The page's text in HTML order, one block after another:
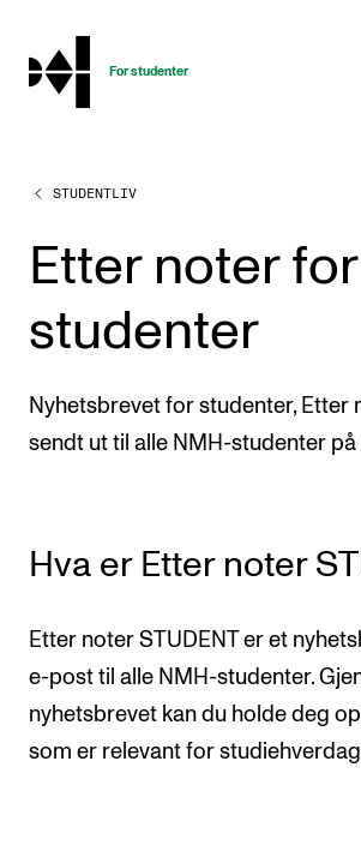
hjem
For studenter
STUDIENE
Eksamen, arbeidskrav og vitnemål
Studieplaner og emner
Studiekalender
Timeplaner og undervisning
Gjennomføre konserter og
Plakat, program og markedsføring
Offentlige konserter
Interne konserter og arrangementer
STUDENTLIV
Etter noter for
studenter
Nyhetsbrevet for studenter, Etter
sendt ut til alle NMH-studenter
Hva er Etter noter
Etter noter STUDENT er et
e-post til alle NMH-studenter.
nyhetsbrevet kan du holde deg
som er relevant for